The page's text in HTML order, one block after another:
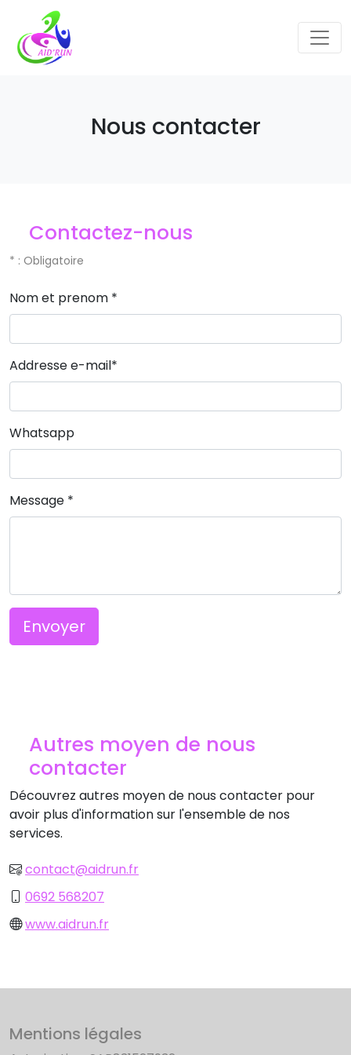
Nous contacter
Contactez-nous
* : Obligatoire
Nom et prenom *
Addresse e-mail*
Whatsapp
Message *
Envoyer
Autres moyen de nous
contacter
Découvrez autres moyen de nous contacter pour
avoir plus d'information sur l'ensemble de nos
services.
contact@aidrun.fr
0692 568207
www.aidrun.fr
Mentions légales